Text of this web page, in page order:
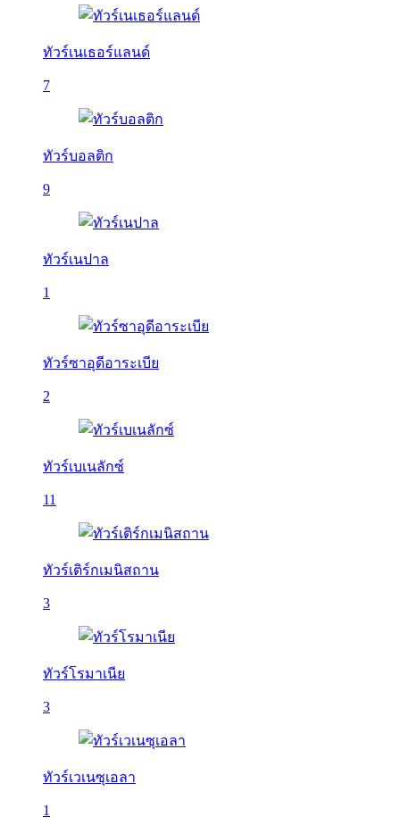
ทัวร์เนเธอร์แลนด์
7
ทัวร์บอลติก
9
ทัวร์เนปาล
1
ทัวร์ซาอุดีอาระเบีย
2
ทัวร์เบเนลักซ์
11
ทัวร์เติร์กเมนิสถาน
3
ทัวร์โรมาเนีย
3
ทัวร์เวเนซุเอลา
1